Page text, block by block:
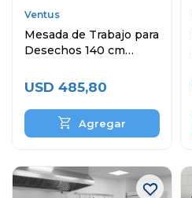
Ventus
Mesada de Trabajo para
Desechos 140 cm
USD 485,80